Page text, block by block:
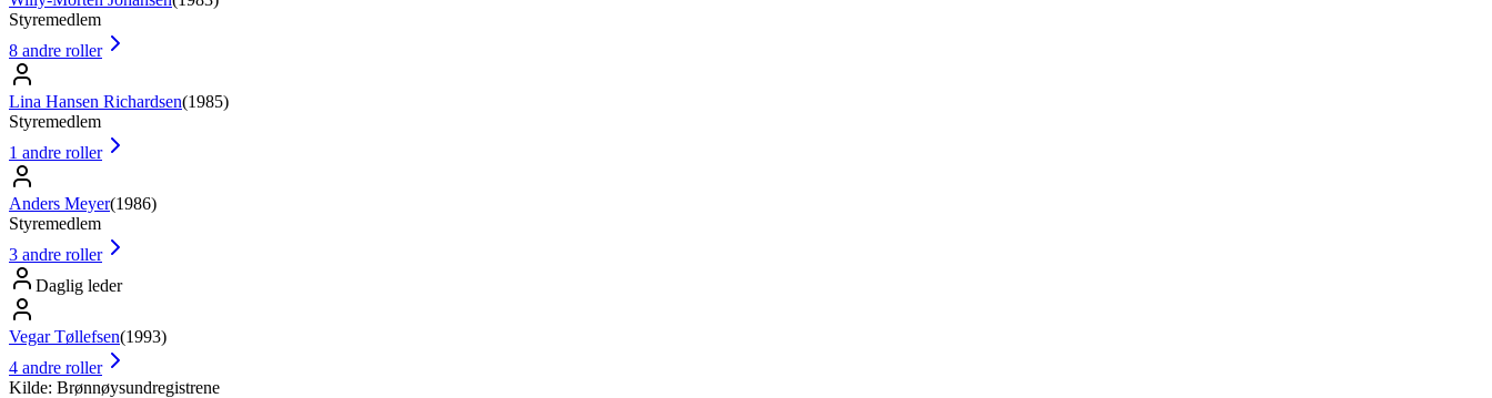
Styremedlem
8 andre roller
Lina Hansen Richardsen(1985)
Styremedlem
1 andre roller
Anders Meyer(1986)
Styremedlem
3 andre roller
Daglig leder
Vegar Tøllefsen(1993)
4 andre roller
Kilde: Brønnøysundregistrene